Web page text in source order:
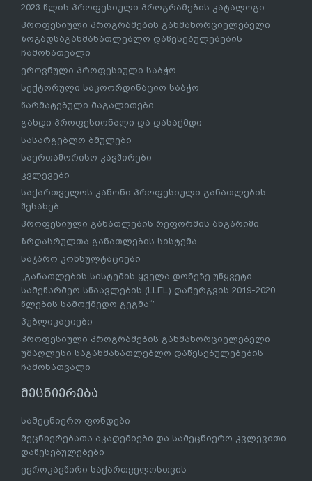
2023 წლის პროფესიული პროგრამების კატალოგი
პროფესიული პროგრამების განმახორციელებელი
ზოგადსაგანმანათლებლო დაწესებულებების
ჩამონათვალი
ეროვნული პროფესიული საბჭო
სექტორული საკოორდინაციო საბჭო
წარმატებული მაგალითები
გახდი პროფესიონალი და დასაქმდი
სასარგებლო ბმულები
საერთაშორისო კავშირები
კვლევები
საქართველოს კანონი პროფესიული განათლების
შესახებ
პროფესიული განათლების რეფორმის ანგარიში
ზრდასრულთა განათლების სისტემა
საჯარო კონსულტაციები
„განათლების სისტემის ყველა დონეზე უწყვეტი
სამეწარმეო სწაავლების (LLEL) დანერგვის 2019-2020
წლების სამოქმედო გეგმა“’
პუბლიკაციები
პროფესიული პროგრამების განმახორციელებელი
უმაღლესი საგანმანათლებლო დაწესებულებების
ჩამონათვალი
მეცნიერება
სამეცნიერო ფონდები
მეცნიერებათა აკადემიები და სამეცნიერო კვლევითი
დაწესებულებები
ევროკავშირი საქართველოსთვის